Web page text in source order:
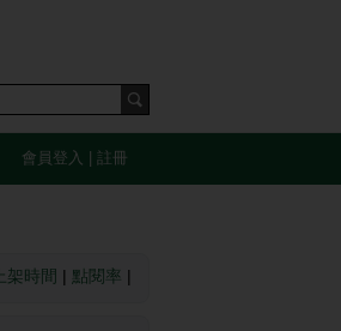
會員登入 註冊
上架時間 | 點閱率 |